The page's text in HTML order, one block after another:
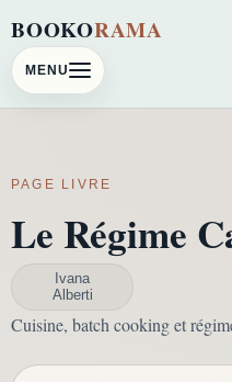
BOOKORAMA
MENU
PAGE LIVRE
Le Régime
Ivana
Alberti
Cuisine, batch cooking et